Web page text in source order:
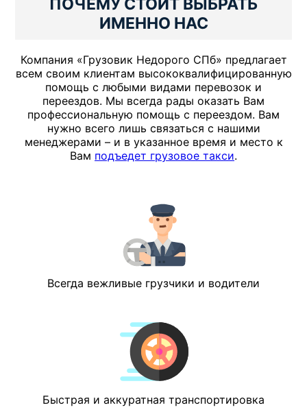
ПОЧЕМУ СТОИТ ВЫБРАТЬ
ИМЕННО НАС
Компания «Грузовик Недорого СПб» предлагает
всем своим клиентам высококвалифицированную
помощь с любыми видами перевозок и
переездов. Мы всегда рады оказать Вам
профессиональную помощь с переездом. Вам
нужно всего лишь связаться с нашими
менеджерами – и в указанное время и место к
Вам подъедет грузовое такси.
Всегда вежливые грузчики и водители
Быстрая и аккуратная транспортировка